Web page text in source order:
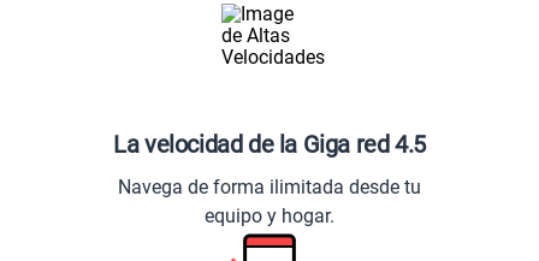
La velocidad de la Giga red 4.5
Navega de forma ilimitada desde tu
equipo y hogar.